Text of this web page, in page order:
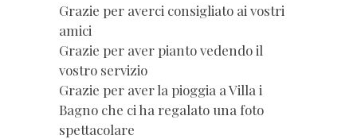
Grazie per averci consigliato ai vostri
amici
Grazie per aver pianto vedendo il
vostro servizio
Grazie per aver la pioggia a Villa i
Bagno che ci ha regalato una foto
spettacolare